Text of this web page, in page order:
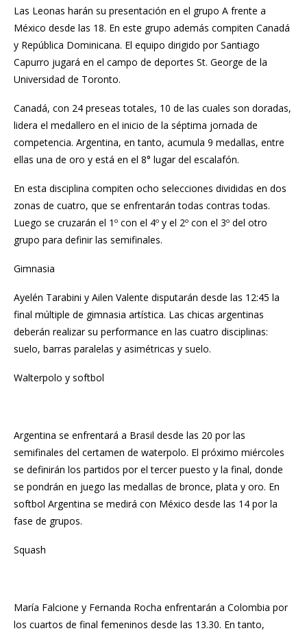
Las Leonas harán su presentación en el grupo A frente a
México desde las 18. En este grupo además compiten Canadá
y República Dominicana. El equipo dirigido por Santiago
Capurro jugará en el campo de deportes St. George de la
Universidad de Toronto.
Canadá, con 24 preseas totales, 10 de las cuales son doradas,
lidera el medallero en el inicio de la séptima jornada de
competencia. Argentina, en tanto, acumula 9 medallas, entre
ellas una de oro y está en el 8° lugar del escalafón.
En esta disciplina compiten ocho selecciones divididas en dos
zonas de cuatro, que se enfrentarán todas contras todas.
Luego se cruzarán el 1º con el 4º y el 2º con el 3º del otro
grupo para definir las semifinales.
Gimnasia
Ayelén Tarabini y Ailen Valente disputarán desde las 12:45 la
final múltiple de gimnasia artística. Las chicas argentinas
deberán realizar su performance en las cuatro disciplinas:
suelo, barras paralelas y asimétricas y suelo.
Walterpolo y softbol
Argentina se enfrentará a Brasil desde las 20 por las
semifinales del certamen de waterpolo. El próximo miércoles
se definirán los partidos por el tercer puesto y la final, donde
se pondrán en juego las medallas de bronce, plata y oro. En
softbol Argentina se medirá con México desde las 14 por la
fase de grupos.
Squash
María Falcione y Fernanda Rocha enfrentarán a Colombia por
los cuartos de final femeninos desde las 13.30. En tanto,